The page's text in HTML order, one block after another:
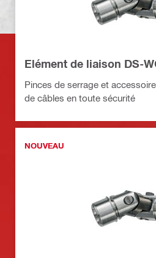
Elément de liaison DS-
Pinces de serrage et
de câbles en toute sécurité
NOUVEAU